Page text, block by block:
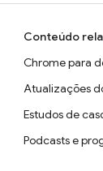
Conteúdo
Chrome para
Atualizações
Estudos de
Podcasts e